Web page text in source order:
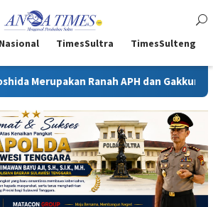
TimesSultra TimesSulteng
APH dan Gakkum ESDM Kejati